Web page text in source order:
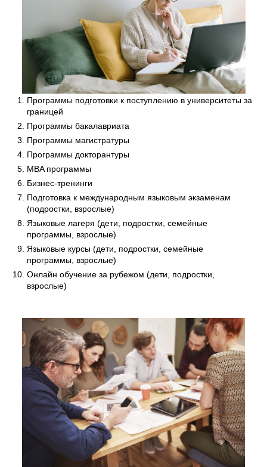
Программы подготовки к поступлению в университеты за
границей
Программы бакалавриата
Программы магистратуры
Программы докторантуры
MBA программы
Бизнес-тренинги
Подготовка к международным языковым экзаменам
(подростки, взрослые)
Языковые лагеря (дети, подростки, семейные
программы, взрослые)
Языковые курсы (дети, подростки, семейные
программы, взрослые)
Онлайн обучение за рубежом (дети, подростки,
взрослые)